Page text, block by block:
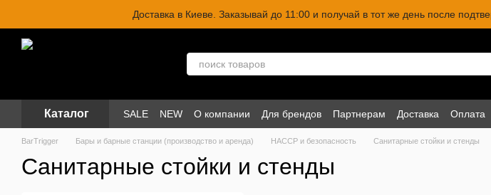
Перейти к основному контентуДоставка в Киеве. Заказывай до 11:00 и получай в тот же день после
Каталог SALE NEW О компании Для брендов Партнерам Доставка Оплата
BarTrigger Бары и барные станции (производство и аренда) HACCP и безопасность Санитарные стойки и стенды
Санитарные стойки и стенды